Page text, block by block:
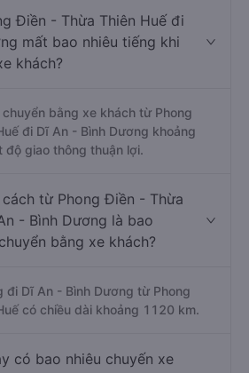
Điền - Thừa Thiên Huế đi
mất bao nhiêu tiếng khi
khách?
bằng xe khách từ Phong
đi Dĩ An - Bình Dương khoảng
độ giao thông thuận lợi.
cách từ Phong Điền - Thừa
- Bình Dương là bao
bằng xe khách?
đi Dĩ An - Bình Dương từ Phong
có chiều dài khoảng 1120 km.
có bao nhiêu chuyến xe